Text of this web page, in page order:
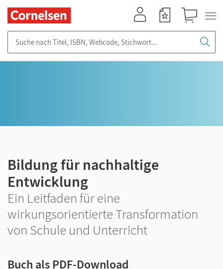
Bildung für nachhaltige
Entwicklung
Ein Leitfaden für eine
wirkungsorientierte Transformation
von Schule und Unterricht
Buch als PDF-Download